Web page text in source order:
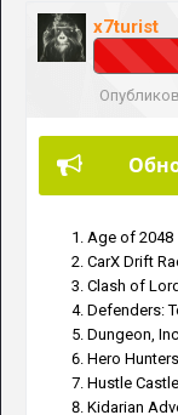
x7turist
Age of 2048
CarX Drift
Clash of
Defenders:
Dungeon, Inc
Hero Hunters
Hustle
Kidarian